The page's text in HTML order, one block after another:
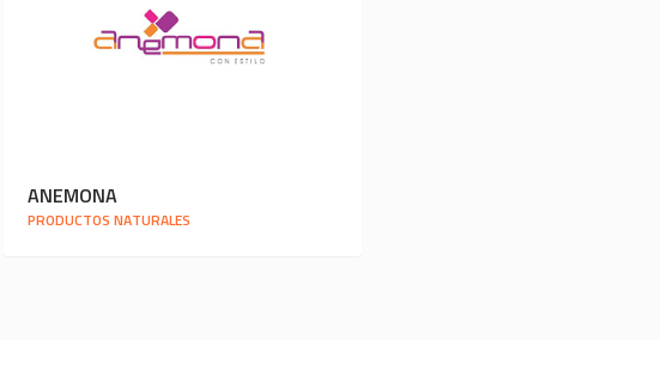
ANEMONA
PRODUCTOS NATURALES